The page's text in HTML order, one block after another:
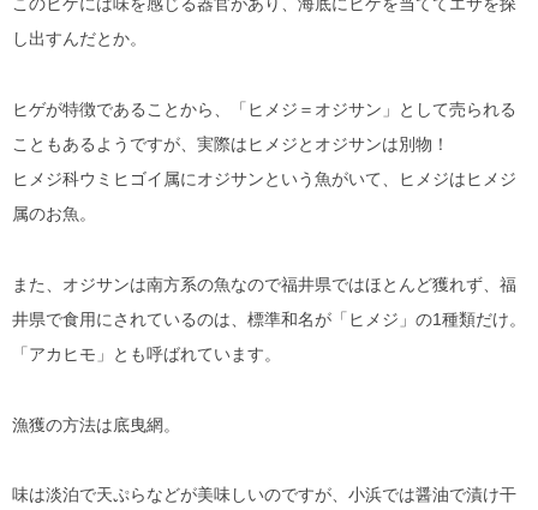
し出すんだとか。
ヒゲが特徴であることから、「ヒメジ＝オジサン」として売られる
こともあるようですが、実際はヒメジとオジサンは別物！
ヒメジ科ウミヒゴイ属にオジサンという魚がいて、ヒメジはヒメジ
属のお魚。
また、オジサンは南方系の魚なので福井県ではほとんど獲れず、福
井県で食用にされているのは、標準和名が「ヒメジ」の1種類だけ。
「アカヒモ」とも呼ばれています。
漁獲の方法は底曳網。
味は淡泊で天ぷらなどが美味しいのですが、小浜では醤油で漬け干